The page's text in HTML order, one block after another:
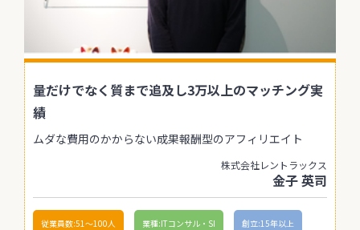
量だけでなく質まで追及し3万以上のマッチング実
績
ムダな費用のかからない成果報酬型のアフィリエイト
株式会社レントラックス
金子 英司
従業員数:51〜100人 業種:ITコンサル・SI 創立:15年以上